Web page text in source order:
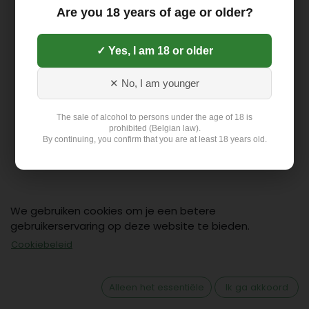
Contact
Klant: +32 499 19 01 88
hello@flex-delivery.be
We gebruiken cookies om je een betere
gebruikerservaring op deze website te bieden.
Cookiebeleid
Alleen het essentiële Ik ga akkoord
Are you 18 years of age or older?
✓ Yes, I am 18 or older
✕ No, I am younger
The sale of alcohol to persons under the age of 18 is
prohibited (Belgian law).
By continuing, you confirm that you are at least 18 years old.